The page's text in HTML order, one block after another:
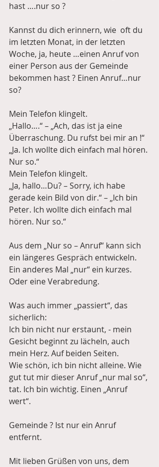
hast ….nur so ?
Kannst du dich erinnern, wie  oft du
im letzten Monat, in der letzten
Woche, ja, heute …einen Anruf von
einer Person aus der Gemeinde
bekommen hast ? Einen Anruf…nur
so?
Mein Telefon klingelt.
„Hallo….“ – „Ach, das ist ja eine
Überraschung. Du rufst bei mir an !“
„Ja. Ich wollte dich einfach mal hören.
Nur so.“
Mein Telefon klingelt.
„Ja, hallo…Du? – Sorry, ich habe
gerade kein Bild von dir.“ – „Ich bin
Peter. Ich wollte dich einfach mal
hören. Nur so.“
Aus dem „Nur so – Anruf“ kann sich
ein längeres Gespräch entwickeln.
Ein anderes Mal „nur“ ein kurzes.
Oder eine Verabredung.
Was auch immer „passiert“, das
sicherlich:
Ich bin nicht nur erstaunt, - mein
Gesicht beginnt zu lächeln, auch
mein Herz. Auf beiden Seiten.
Wie schön, ich bin nicht alleine. Wie
gut tut mir dieser Anruf „nur mal so“,
tat. Ich bin wichtig. Einen „Anruf
wert“.
Gemeinde ? Ist nur ein Anruf
entfernt.
Mit lieben Grüßen von uns, dem